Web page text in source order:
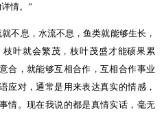
情。 ”
不息，水流不息，鱼类就能够生长，
叶就会繁茂，枝叶茂盛才能硕果累
合，就能够互相合作，互相合作事业
应对，通常是用来表达真实的情感，
情。现在我说的都是真情实话，毫无